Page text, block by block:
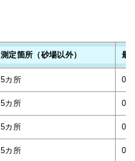
測定箇所（砂場以外） 最
5カ所
5カ所
5カ所
5カ所